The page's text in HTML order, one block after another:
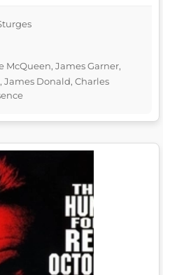
McQueen, James Garner,
Donald, Charles